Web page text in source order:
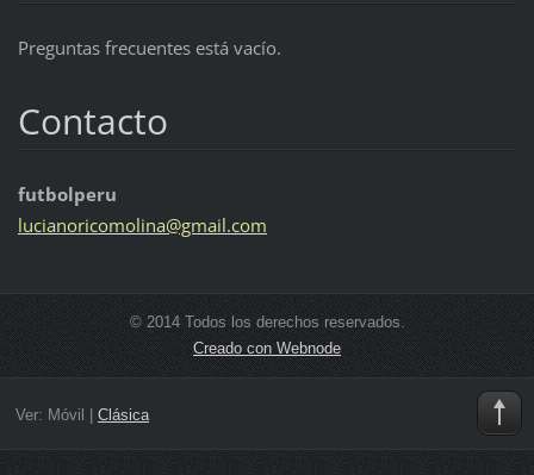
Preguntas frecuentes está vacío.
Contacto
futbolperu
lucianoricomolina@gmail.com
© 2014 Todos los derechos reservados.
Creado con Webnode
Ver: Móvil Clásica